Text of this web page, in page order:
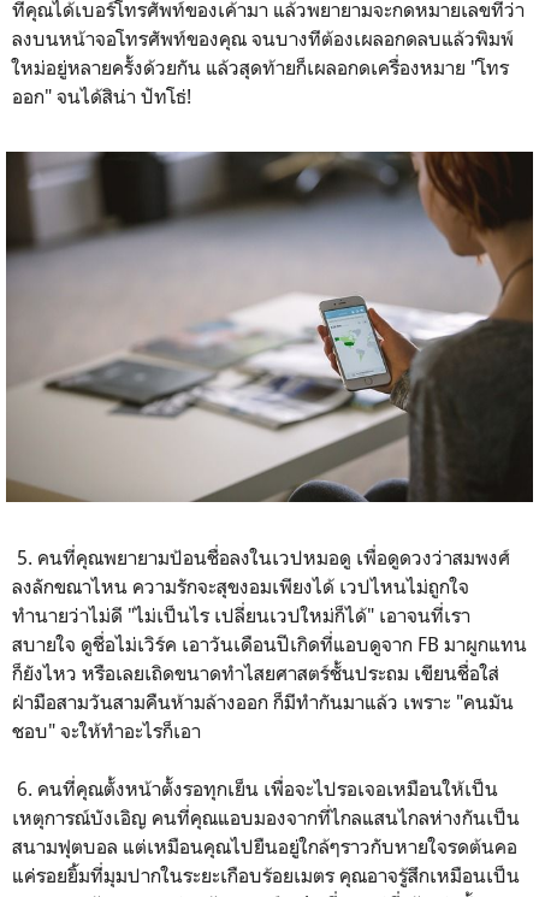
ที่คุณได้เบอร์โทรศัพท์ของเค้ามา แล้วพยายามจะกดหมายเลขที่ว่า
ลงบนหน้าจอโทรศัพท์ของคุณ จนบางทีต้องเผลอกดลบแล้วพิมพ์
ใหม่อยู่หลายครั้งด้วยกัน แล้วสุดท้ายก็เผลอกดเครื่องหมาย "โทร
ออก" จนได้สิน่า ปัทโธ่!
5. คนที่คุณพยายามป้อนชื่อลงในเวปหมอดู เพื่อดูดวงว่าสมพงศ์
ลงลักขณาไหน ความรักจะสุขงอมเพียงได้ เวปไหนไม่ถูกใจ
ทำนายว่าไม่ดี "ไม่เป็นไร เปลี่ยนเวปใหม่ก็ได้" เอาจนที่เรา
สบายใจ ดูชื่อไม่เวิร์ค เอาวันเดือนปีเกิดที่แอบดูจาก FB มาผูกแทน
ก็ยังไหว หรือเลยเถิดขนาดทำไสยศาสตร์ชั้นประถม เขียนชื่อใส่
ฝ่ามือสามวันสามคืนห้ามล้างออก ก็มีทำกันมาแล้ว เพราะ "คนมัน
ชอบ" จะให้ทำอะไรก็เอา
6. คนที่คุณตั้งหน้าตั้งรอทุกเย็น เพื่อจะไปรอเจอเหมือนให้เป็น
เหตุการณ์บังเอิญ คนที่คุณแอบมองจากที่ไกลแสนไกลห่างกันเป็น
สนามฟุตบอล แต่เหมือนคุณไปยืนอยู่ใกล้ๆราวกับหายใจรดต้นคอ
แค่รอยยิ้มที่มุมปากในระยะเกือบร้อยเมตร คุณอาจรู้สึกเหมือนเป็น